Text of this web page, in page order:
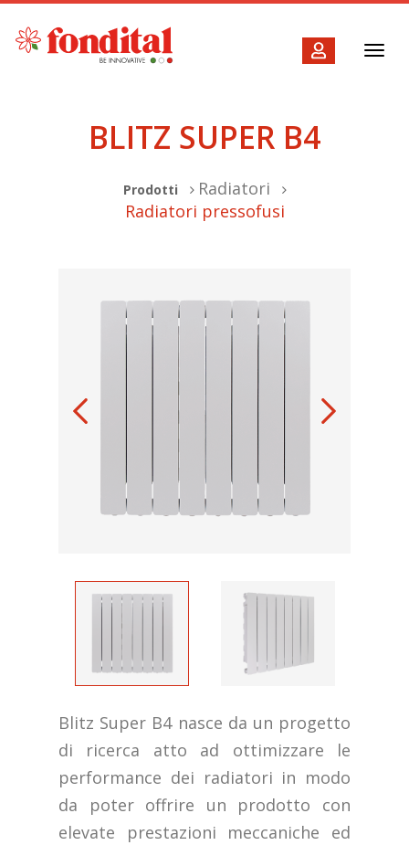
BLITZ SUPER B4
Prodotti
Radiatori
Radiatori pressofusi
Blitz Super B4 nasce da un progetto
di ricerca atto ad ottimizzare le
performance dei radiatori in modo
da poter offrire un prodotto con
elevate prestazioni meccaniche ed